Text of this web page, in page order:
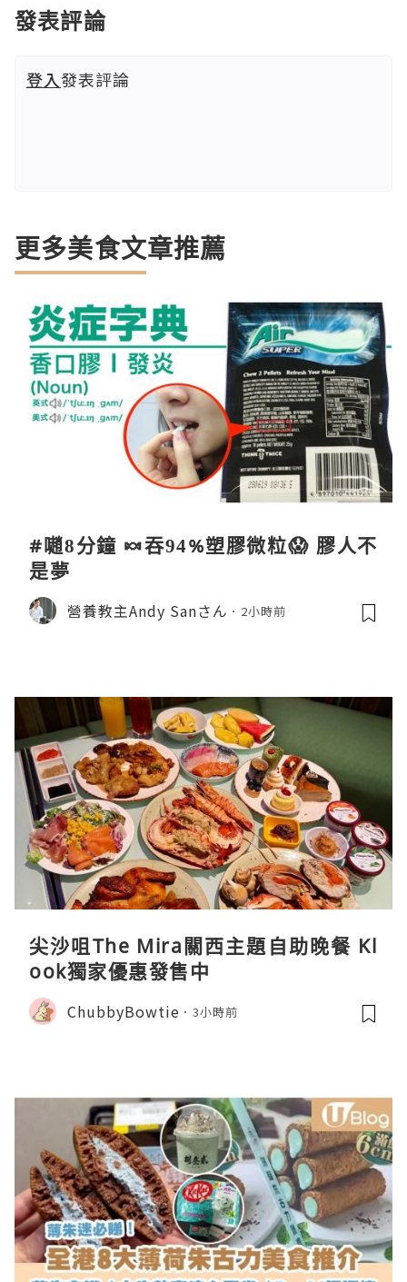
發表評論
登入發表評論
更多美食文章推薦
#𡁻8分鐘 🍬吞94%塑膠微粒😱 膠人不
是夢
營養教主Andy Sanさん 2小時前
尖沙咀The Mira關西主題自助晚餐 Kl
ook獨家優惠發售中
ChubbyBowtie 3小時前